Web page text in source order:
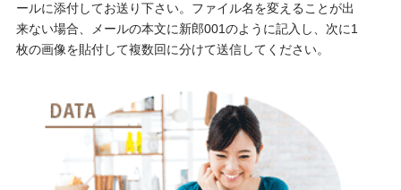
ールに添付してお送り下さい。ファイル名を変えることが出
来ない場合、メールの本文に新郎001のように記入し、次に1
枚の画像を貼付して複数回に分けて送信してください。